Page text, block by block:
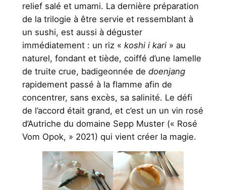
relief salé et umami. La dernière préparation
de la trilogie à être servie et ressemblant à
un sushi, est aussi à déguster
immédiatement : un riz « koshi i kari » au
naturel, fondant et tiède, coiffé d’une lamelle
de truite crue, badigeonnée de doenjang
rapidement passé à la flamme afin de
concentrer, sans excès, sa salinité. Le défi
de l’accord était grand, et c’est un un vin rosé
d’Autriche du domaine Sepp Muster (« Rosé
Vom Opok, » 2021) qui vient créer la magie.